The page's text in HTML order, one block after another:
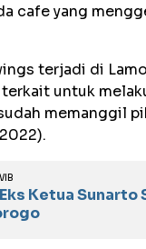
cafe yang
terjadi di
untuk
memanggil
Ketua Sunarto